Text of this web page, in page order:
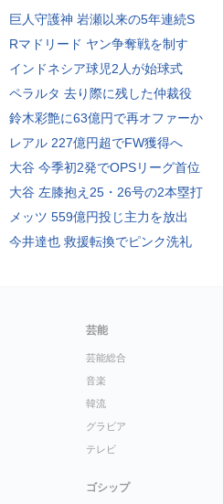
巨人守護神 岩瀬以来の5年連続S
Rマドリード ヤン争奪戦を制す
インドネシア球児2人が始球式
ペラルタ 去り際に残した仲裁役
鈴木彩艶に63億円で再オファーか
レアル 227億円超でFW獲得へ
大谷 今季初2発でOPSリーグ首位
大谷 左膝抱え25・26号の2本塁打
メッツ 559億円投じ主力を放出
今井達也 救援転換でピンク洗礼
芸能
芸能総合
音楽
韓流
グラビア
テレビ
ゴシップ